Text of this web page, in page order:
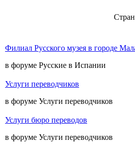
Филиал Русского музея в городе
в форуме Русские в Испании
Услуги переводчиков
в форуме Услуги переводчиков
Услуги бюро переводов
в форуме Услуги переводчиков